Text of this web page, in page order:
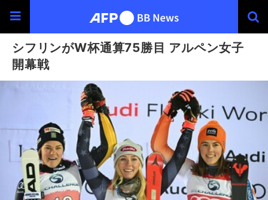
シフリンがW杯通算75勝目 アルペン女子
開幕戦